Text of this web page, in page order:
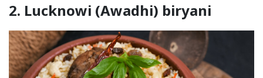
2. Lucknowi (Awadhi) biryani